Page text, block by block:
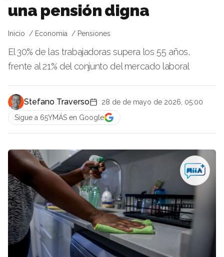
una pensión digna
Inicio Economía Pensiones
El 30% de las trabajadoras supera los 55 años,
frente al 21% del conjunto del mercado laboral
Stefano Traverso
28 de de mayo de 2026, 05:00
Sigue a 65YMÁS en Google